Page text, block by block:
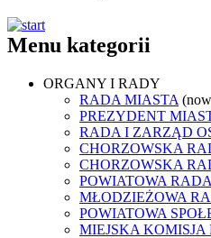
Menu kategorii
ORGANY I RADY
RADA MIASTA
PREZYDENT
RADA I ZARZĄD
CHORZOWSKA
CHORZOWSKA
POWIATOWA
MŁODZIEŻOWA
POWIATOWA
MIEJSKA